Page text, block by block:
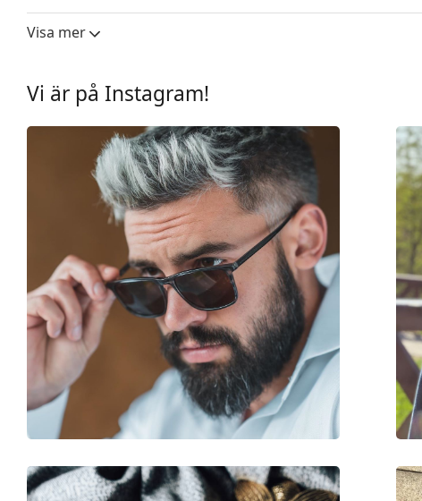
Linsbredd:
54 mm
UV-filter 400:
Båge
Kvadratisk
Bågfärg:
Svart
Bågmaterial:
Plast
M
Bredd:
138 mm
Skalmlängd:
140 mm
Näsbryggans bredd:
18 mm
Vikt:
165 g
Justerbara näskuddar:
Nej
Fjädergångjärn:
Nej
Tillbehör
Putsduk:
Ja
Visa mer
Vi är på Instagram!